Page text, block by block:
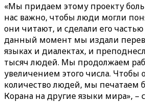
«Мы придаем этому проекту
нас важно, чтобы люди могли
они читают, и сделали его
данный момент мы издали
языках и диалектах, и
тысяч людей. Мы продолжаем
увеличением этого числа. Чтобы
количество людей, мы печатаем
Корана на другие языки мира», –